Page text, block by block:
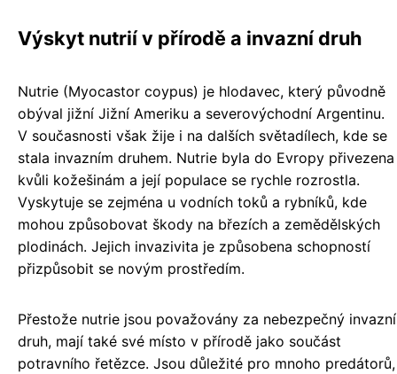
Výskyt nutrií v přírodě a invazní druh
Nutrie (Myocastor coypus) je hlodavec, který původně
obýval jižní Jižní Ameriku a severovýchodní Argentinu.
V současnosti však žije i na dalších světadílech, kde se
stala invazním druhem. Nutrie byla do Evropy přivezena
kvůli kožešinám a její populace se rychle rozrostla.
Vyskytuje se zejména u vodních toků a rybníků, kde
mohou způsobovat škody na březích a zemědělských
plodinách. Jejich invazivita je způsobena schopností
přizpůsobit se novým prostředím.
Přestože nutrie jsou považovány za nebezpečný invazní
druh, mají také své místo v přírodě jako součást
potravního řetězce. Jsou důležité pro mnoho predátorů,